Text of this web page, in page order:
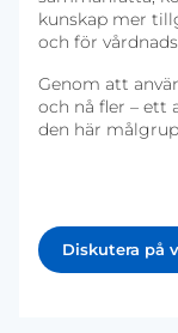
kunskap mer
och för
Genom att
och nå fler – ett
den här
Diskutera på